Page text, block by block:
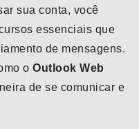
sua conta, você
essenciais que
de mensagens.
o Outlook Web
de se comunicar e